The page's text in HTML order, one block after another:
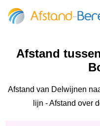
Afstand
Afstand van Delwijnen
lijn - Afstand over